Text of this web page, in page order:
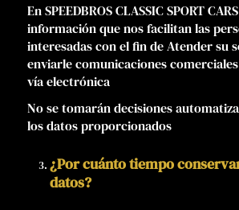
En SPEEDBROS CLASSIC SPORT
información que nos facilitan las
interesadas con el fin de Atender su
enviarle comunicaciones
vía electrónica
No se tomarán decisiones
los datos proporcionados
¿Por cuánto tiempo
datos?